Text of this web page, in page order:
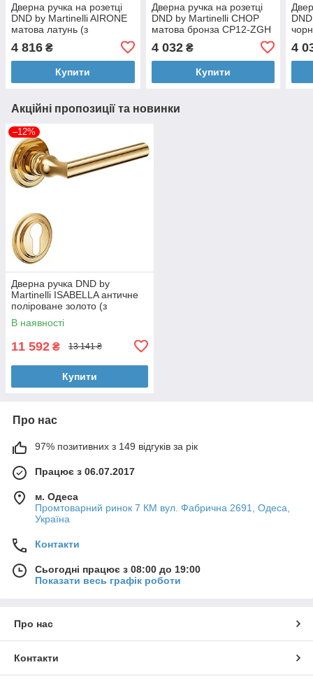
Дверна ручка на розетці
DND by Martinelli AIRONE
матова латунь (з
накладкою WC) 603/12T-
OS
4 816 ₴
Купити
Дверна ручка на розетці
DND by Martinelli CHOP
матова бронза CP12-ZGH
4 032₴
Купити
4
Акційні пропозиції та новинки
–12%
Дверна ручка DND by
Martinelli ISABELLA античне
поліроване золото (з
накладкою під циліндр)
IS13Y-PVD-BG
В наявності
11 592 ₴ 13 141 ₴
Купити
Про нас
97% позитивних з 149 відгуків за рік
Працює з 06.07.2017
м. Одеса
Промтоварний ринок 7 КМ вул. Фабрична 2691, Одеса,
Україна
Контакти
Сьогодні працює з 08:00 до 19:00
Показати весь графік роботи
Про нас
Контакти